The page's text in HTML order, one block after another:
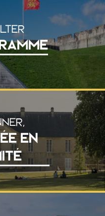
EN